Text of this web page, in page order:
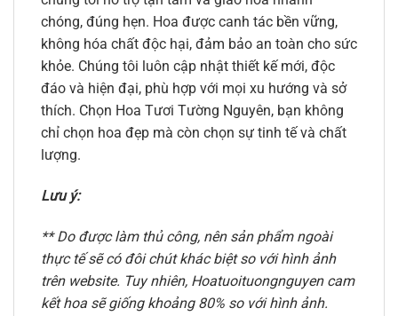
chóng, đúng hẹn. Hoa được canh tác bền vững,
không hóa chất độc hại, đảm bảo an toàn cho sức
khỏe. Chúng tôi luôn cập nhật thiết kế mới, độc
đáo và hiện đại, phù hợp với mọi xu hướng và sở
thích. Chọn Hoa Tươi Tường Nguyên, bạn không
chỉ chọn hoa đẹp mà còn chọn sự tinh tế và chất
lượng.
Lưu ý:
** Do được làm thủ công, nên sản phẩm ngoài
thực tế sẽ có đôi chút khác biệt so với hình ảnh
trên website. Tuy nhiên, Hoatuoituongnguyen cam
kết hoa sẽ giống khoảng 80% so với hình ảnh.